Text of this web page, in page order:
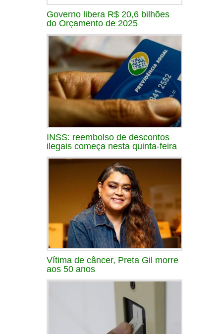
Governo libera R$ 20,6 bilhões
do Orçamento de 2025
INSS: reembolso de descontos
ilegais começa nesta quinta-feira
Vítima de câncer, Preta Gil morre
aos 50 anos